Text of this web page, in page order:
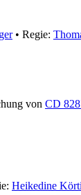
• Regie:
von CD
Heikedine